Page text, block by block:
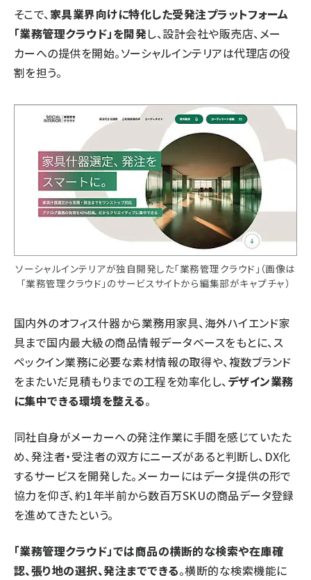
そこで、家具業界向けに特化した受発注プラットフォーム
「業務管理クラウド」を開発し、設計会社や販売店、メー
カーへの提供を開始。ソーシャルインテリアは代理店の役
割を担う。
ソーシャルインテリアが独自開発した「業務管理クラウド」（画像は
「業務管理クラウド」のサービスサイトから編集部がキャプチャ）
国内外のオフィス什器から業務用家具、海外ハイエンド家
具まで国内最大級の商品情報データベースをもとに、ス
ペックイン業務に必要な素材情報の取得や、複数ブランド
をまたいだ見積もりまでの工程を効率化し、デザイン業務
に集中できる環境を整える。
同社自身がメーカーへの発注作業に手間を感じていたた
め、発注者・受注者の双方にニーズがあると判断し、DX化
するサービスを開発した。メーカーにはデータ提供の形で
協力を仰ぎ、約1年半前から数百万SKUの商品データ登録
を進めてきたという。
「業務管理クラウド」では商品の横断的な検索や在庫確
認、張り地の選択、発注までできる。横断的な検索機能に